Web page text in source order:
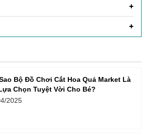
Bộ Đồ Chơi Cắt Hoa Quả Market Là
Chọn Tuyệt Vời Cho Bé?
2025